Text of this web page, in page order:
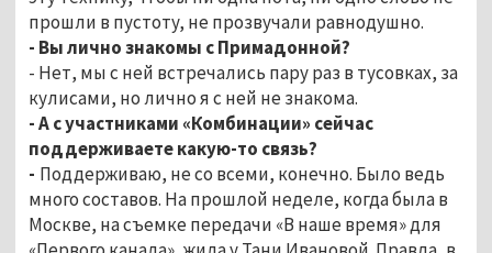
прошли в пустоту, не прозвучали равнодушно.
- Вы лично знакомы с Примадонной?
- Нет, мы с ней встречались пару раз в тусовках, за
кулисами, но лично я с ней не знакома.
- А с участниками «Комбинации» сейчас
поддерживаете какую-то связь?
- Поддерживаю, не со всеми, конечно. Было ведь
много составов. На прошлой неделе, когда была в
Москве, на съемке передачи «В наше время» для